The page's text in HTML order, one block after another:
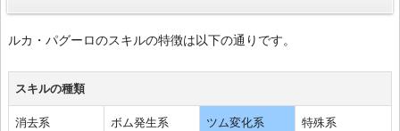
ルカ・パグーロのスキルの特徴は以下の通りです。
スキルの種類
消去系 ボム発生系 ツム変化系 特殊系